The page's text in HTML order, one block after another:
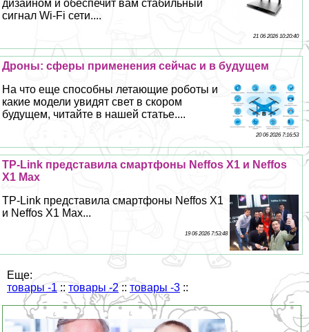
дизайном и обеспечит вам стабильный
сигнал Wi-Fi сети....
21 06 2026 10:20:40
Дроны: сферы применения сейчас и в будущем
На что еще способны летающие роботы и
какие модели увидят свет в скором
будущем, читайте в нашей статье....
20 06 2026 7:16:53
TP-Link представила смартфоны Neffos Х1 и Neffos
X1 Max
TP-Link представила смартфоны Neffos Х1
и Neffos X1 Max...
19 06 2026 7:53:48
Еще:
товары -1 :: товары -2 :: товары -3 ::